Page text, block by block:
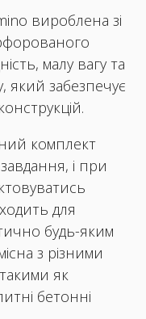
вироблена зі
малу вагу та
який забезпечує
комплект
і при
для
будь-яким
з різними
як
бетонні